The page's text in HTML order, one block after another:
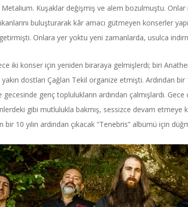
Kuşaklar değişmiş ve alem bozulmuştu. Onlar
buluşturarak kâr amacı gütmeyen konserler
Onlara yer yoktu yeni zamanlarda, usulca
iki konser için yeniden biraraya gelmişlerdi; biri
dostları Çağlan Tekil organize etmişti. Ardından bir
genç toplulukların ardından çalmışlardı.
gibi mutlulukla bakmış, sessizce devam etmeye
bir 10 yılın ardından çıkacak “Tenebris” albümü için